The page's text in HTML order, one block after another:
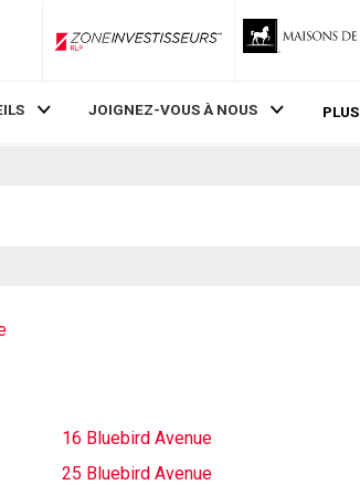
ZoneInvestisseurs RLP
JOIGNEZ-VOUS À NOUS PLUS
16 Bluebird Avenue
25 Bluebird Avenue